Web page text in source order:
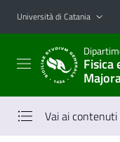
Vai al contenuto
Vai al menu di
Università di Catania
Fisica
Vai ai